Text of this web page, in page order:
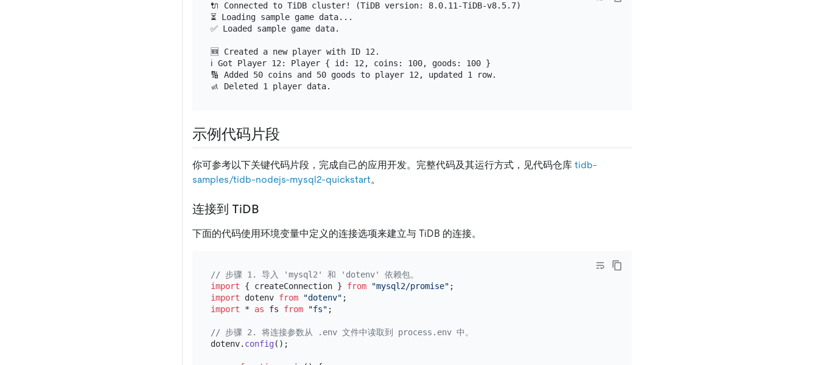
🔌 Connected to TiDB cluster! (TiDB version: 8.0.11-TiDB-v8.5.7)
⏳ Loading sample game data...
✅ Loaded sample game data.
🆕 Created a new player with ID 12.
ℹ️ Got Player 12: Player { id: 12, coins: 100, goods: 100 }
🔢 Added 50 coins and 50 goods to player 12, updated 1 row.
示例代码片段
你可参考以下关键代码片段，完成自己的应用开发。完整代码及其运行方式，见代码仓库 tidb-
samples/tidb-nodejs-mysql2-quickstart。
连接到 TiDB
下面的代码使用环境变量中定义的连接选项来建立与 TiDB 的连接。
// 步骤 1. 导入 'mysql2' 和 'dotenv' 依赖包。
import { createConnection } from "mysql2/promise"
import dotenv from "dotenv"
import * as fs from "fs" ;
// 步骤 2. 将连接参数从 .env 文件中读取到 process.env 中。
dotenv. config();